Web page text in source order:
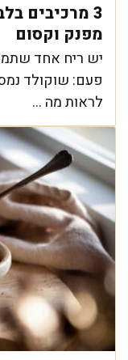
3 מרכיבים
מפנק וקסום
יש ריח אחד
פעם: שוקולד
לראות מה ...